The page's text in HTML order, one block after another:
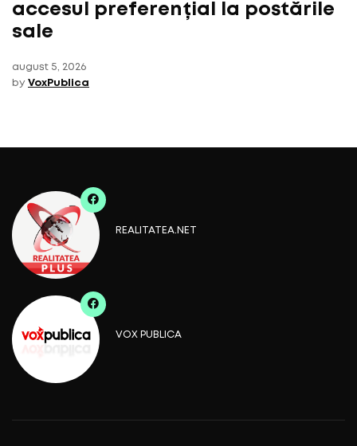
accesul preferențial la postările
sale
august 5, 2026
by VoxPublica
REALITATEA.NET
VOX PUBLICA